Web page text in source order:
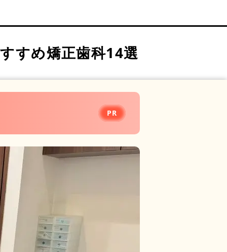
すめ矯正歯科14選